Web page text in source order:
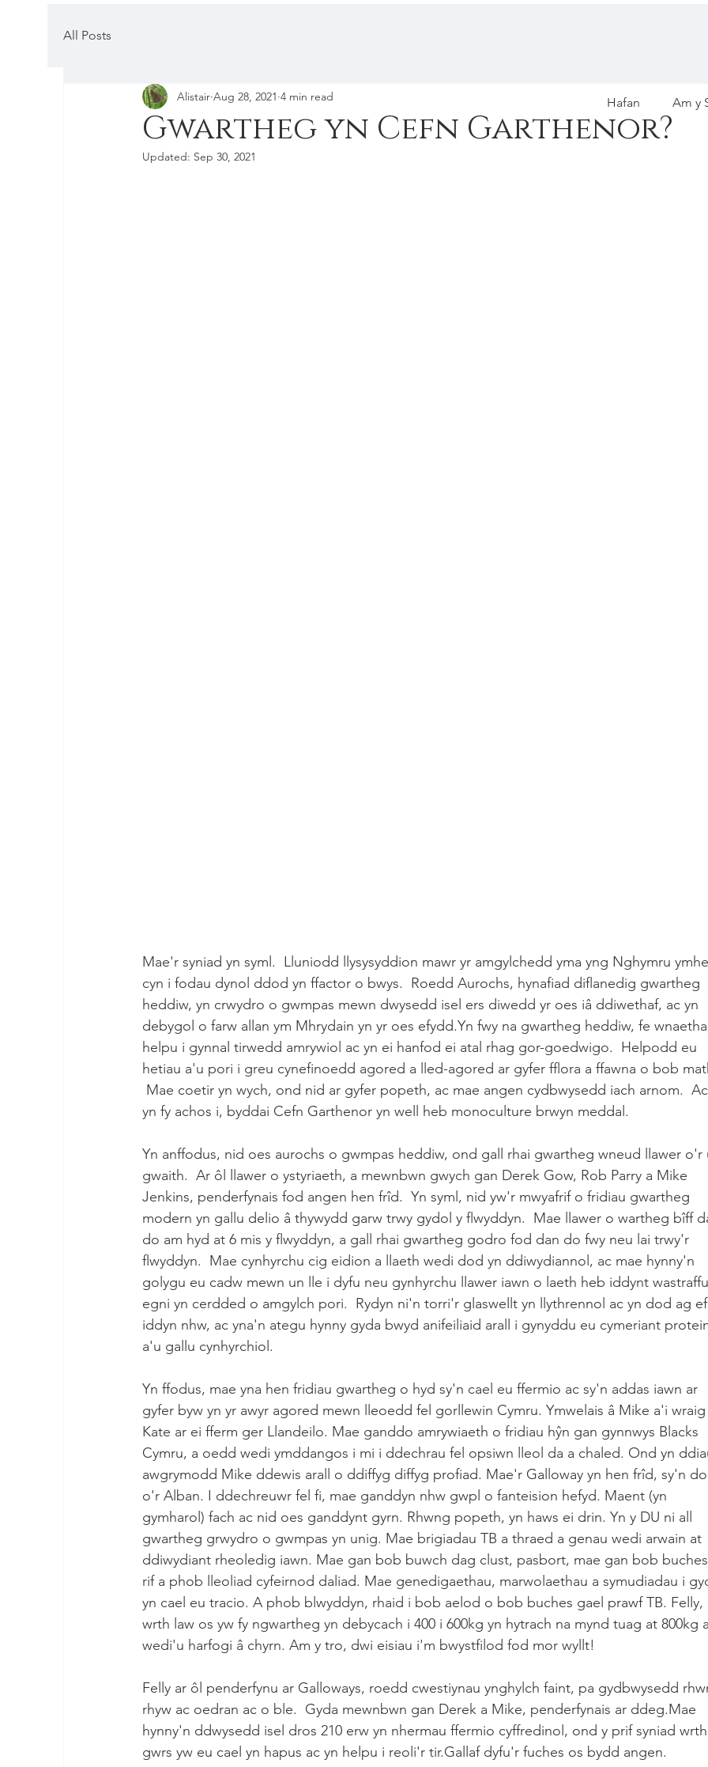
All Posts
Gwartheg yn Cefn Garthenor?
Alistair Aug 28, 2021 4 min read
Updated: Sep 30, 2021
Mae'r syniad yn syml.  Lluniodd llysysyddion mawr yr amgylchedd yma yng Nghymru
cyn i fodau dynol ddod yn ffactor o bwys.  Roedd Aurochs, hynafiad diflanedig gwartheg
heddiw, yn crwydro o gwmpas mewn dwysedd isel ers diwedd yr oes iâ ddiwethaf, ac yn
debygol o farw allan ym Mhrydain yn yr oes efydd.Yn fwy na gwartheg heddiw, fe
helpu i gynnal tirwedd amrywiol ac yn ei hanfod ei atal rhag gor-goedwigo.  Helpodd eu
hetiau a'u pori i greu cynefinoedd agored a lled-agored ar gyfer fflora a ffawna o bob
yn fy achos i, byddai Cefn Garthenor yn well heb monoculture brwyn meddal.
Yn anffodus, nid oes aurochs o gwmpas heddiw, ond gall rhai gwartheg wneud llawer o'r
gwaith.  Ar ôl llawer o ystyriaeth, a mewnbwn gwych gan Derek Gow, Rob Parry a Mike
Jenkins, penderfynais fod angen hen frîd.  Yn syml, nid yw'r mwyafrif o fridiau gwartheg
modern yn gallu delio â thywydd garw trwy gydol y flwyddyn.  Mae llawer o wartheg bîff
do am hyd at 6 mis y flwyddyn, a gall rhai gwartheg godro fod dan do fwy neu lai trwy'r
flwyddyn.  Mae cynhyrchu cig eidion a llaeth wedi dod yn ddiwydiannol, ac mae hynny'n
golygu eu cadw mewn un lle i dyfu neu gynhyrchu llawer iawn o laeth heb iddynt wastraffu
egni yn cerdded o amgylch pori.  Rydyn ni'n torri'r glaswellt yn llythrennol ac yn dod ag ef
iddyn nhw, ac yna'n ategu hynny gyda bwyd anifeiliaid arall i gynyddu eu cymeriant
a'u gallu cynhyrchiol.
Yn ffodus, mae yna hen fridiau gwartheg o hyd sy'n cael eu ffermio ac sy'n addas iawn ar
gyfer byw yn yr awyr agored mewn lleoedd fel gorllewin Cymru. Ymwelais â Mike a'i wraig
Kate ar ei fferm ger Llandeilo. Mae ganddo amrywiaeth o fridiau hŷn gan gynnwys Blacks
Cymru, a oedd wedi ymddangos i mi i ddechrau fel opsiwn lleol da a chaled. Ond yn
awgrymodd Mike ddewis arall o ddiffyg diffyg profiad. Mae'r Galloway yn hen frîd, sy'n
o'r Alban. I ddechreuwr fel fi, mae ganddyn nhw gwpl o fanteision hefyd. Maent (yn
gymharol) fach ac nid oes ganddynt gyrn. Rhwng popeth, yn haws ei drin. Yn y DU ni all
gwartheg grwydro o gwmpas yn unig. Mae brigiadau TB a thraed a genau wedi arwain at
ddiwydiant rheoledig iawn. Mae gan bob buwch dag clust, pasbort, mae gan bob buches
rif a phob lleoliad cyfeirnod daliad. Mae genedigaethau, marwolaethau a symudiadau i
yn cael eu tracio. A phob blwyddyn, rhaid i bob aelod o bob buches gael prawf TB. Felly,
wrth law os yw fy ngwartheg yn debycach i 400 i 600kg yn hytrach na mynd tuag at 800kg
wedi'u harfogi â chyrn. Am y tro, dwi eisiau i'm bwystfilod fod mor wyllt!
Felly ar ôl penderfynu ar Galloways, roedd cwestiynau ynghylch faint, pa gydbwysedd
rhyw ac oedran ac o ble.  Gyda mewnbwn gan Derek a Mike, penderfynais ar ddeg.Mae
hynny'n ddwysedd isel dros 210 erw yn nhermau ffermio cyffredinol, ond y prif syniad wrth
gwrs yw eu cael yn hapus ac yn helpu i reoli'r tir.Gallaf dyfu'r fuches os bydd angen.
Hafan Am y